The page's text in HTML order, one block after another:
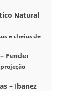
Natural
e cheios de
Fender
– Ibanez